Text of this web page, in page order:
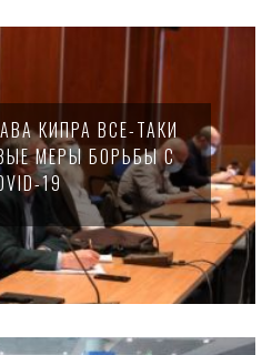
КИПРА ВСЕ-ТАКИ
МЕРЫ БОРЬБЫ С
19